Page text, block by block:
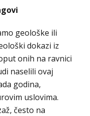
geološke ili
dokazi iz
onih na ravnici
naselili ovaj
godina,
uslovima.
često na